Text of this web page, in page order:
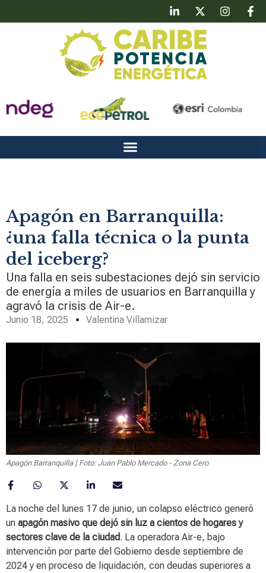
Apagón en Barranquilla:
¿una falla técnica o la punta
del iceberg?
Una falla en seis subestaciones dejó sin servicio
de energía a miles de usuarios en Barranquilla y
agravó la crisis de Air-e.
Junio 18, 2025 Valentina Villamizar
Apagón Barranquilla | Foto: Juan Pablo Mercado - Zona Cero
La noche del lunes 17 de junio, un colapso eléctrico generó
un apagón masivo que dejó sin luz a cientos de hogares y
sectores clave de la ciudad. La operadora Air-e, bajo
intervención por parte del Gobierno desde septiembre de
2024 y en proceso de liquidación, con deudas superiores a